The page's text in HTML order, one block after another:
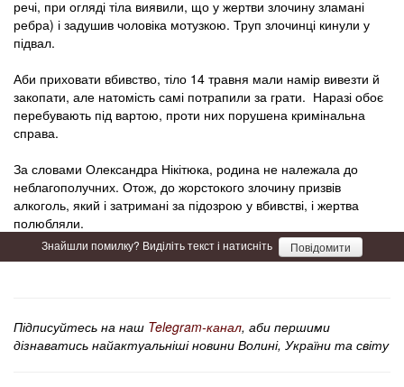
речі, при огляді тіла виявили, що у жертви злочину зламані
ребра) і задушив чоловіка мотузкою. Труп злочинці кинули у
підвал.
Аби приховати вбивство, тіло 14 травня мали намір вивезти й
закопати, але натомість самі потрапили за грати. Наразі обоє
перебувають під вартою, проти них порушена кримінальна
справа.
За словами Олександра Нікітюка, родина не належала до
неблагополучних. Отож, до жорстокого злочину призвів
алкоголь, який і затримані за підозрою у вбивстві, і жертва
полюбляли.
Знайшли помилку? Виділіть текст і натисніть Повідомити
Підписуйтесь на наш Telegram-канал, аби першими
дізнаватись найактуальніші новини Волині, України та світу